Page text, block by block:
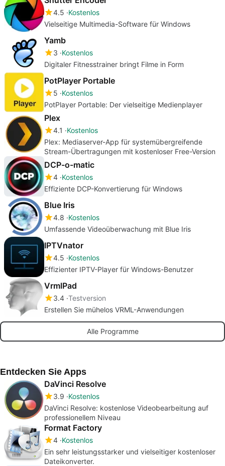
4.5 Kostenlos
Vielseitige Multimedia-Software für Windows
Yamb
3 Kostenlos
Digitaler Fitnesstrainer bringt Filme in Form
PotPlayer Portable
5 Kostenlos
PotPlayer Portable: Der vielseitige Medienplayer
Plex
4.1
Kostenlos
Plex: Mediaserver-App für systemübergreifende
Stream-Übertragungen mit kostenloser Free-Version
DCP-o-matic
4 Kostenlos
Effiziente DCP-Konvertierung für Windows
Blue Iris
4.8 Kostenlos
Umfassende Videoüberwachung mit Blue Iris
IPTVnator
4.5 Kostenlos
Effizienter IPTV-Player für Windows-Benutzer
VrmlPad
3.4 Testversion
Erstellen Sie mühelos VRML-Anwendungen
Alle Programme
Entdecken Sie Apps
DaVinci Resolve
3.9 Kostenlos
DaVinci Resolve: kostenlose Videobearbeitung auf
professionellem Niveau
Format Factory
4 Kostenlos
Ein sehr leistungsstarker und vielseitiger kostenloser
Dateikonverter.